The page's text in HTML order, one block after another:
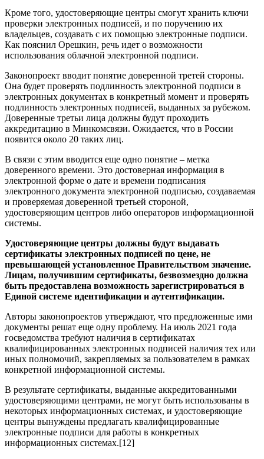
Кроме того, удостоверяющие центры смогут хранить ключи
проверки электронных подписей, и по поручению их
владельцев, создавать с их помощью электронные подписи.
Как пояснил Орешкин, речь идет о возможности
использования облачной электронной подписи.
Законопроект вводит понятие доверенной третей стороны.
Она будет проверять подлинность электронной подписи в
электронных документах в конкретный момент и проверять
подлинность электронных подписей, выданных за рубежом.
Доверенные третьи лица должны будут проходить
аккредитацию в Минкомсвязи. Ожидается, что в России
появится около 20 таких лиц.
В связи с этим вводится еще одно понятие – метка
доверенного времени. Это достоверная информация в
электронной форме о дате и времени подписания
электронного документа электронной подписью, создаваемая
и проверяемая доверенной третьей стороной,
удостоверяющим центров либо операторов информационной
системы.
Удостоверяющие центры должны будут выдавать
сертификаты электронных подписей по цене, не
превышающей установленное Правительством значение.
Лицам, получившим сертификаты, безвозмездно должна
быть предоставлена возможность зарегистрироваться в
Единой системе идентификации и аутентификации.
Авторы законопроектов утверждают, что предложенные ими
документы решат еще одну проблему. На июль 2021 года
госведомства требуют наличия в сертификатах
квалифицированных электронных подписей наличия тех или
иных полномочий, закрепляемых за пользователем в рамках
конкретной информационной системы.
В результате сертификаты, выданные аккредитованными
удостоверяющими центрами, не могут быть использованы в
некоторых информационных системах, и удостоверяющие
центры вынуждены предлагать квалифицированные
электронные подписи для работы в конкретных
информационных системах.[12]